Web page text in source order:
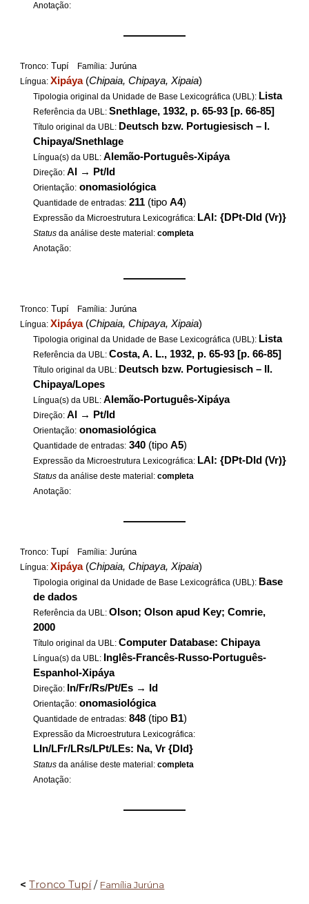
Anotação:
——————
Tronco: Tupí Família: Jurúna
Língua:Xipáya(Chipaia, Chipaya, Xipaia)
Tipologia original da Unidade de Base Lexicográfica (UBL): Lista
Referência da UBL:Snethlage, 1932, p. 65-93 [p. 66-85]
Título original da UBL: Deutsch bzw. Portugiesisch – I.
Chipaya/Snethlage
Língua(s) da UBL:Alemão-Português-Xipáya
Direção:Al → Pt/Id
Orientação: onomasiológica
Quantidade de entradas: 211 (tipoA4)
Expressão da Microestrutura Lexicográfica: LAl: {DPt-DId (Vr)}
Status da análise deste material:completa
Anotação:
——————
Tronco: Tupí Família: Jurúna
Língua:Xipáya(Chipaia, Chipaya, Xipaia)
Tipologia original da Unidade de Base Lexicográfica (UBL): Lista
Referência da UBL:Costa, A. L., 1932, p. 65-93 [p. 66-85]
Título original da UBL: Deutsch bzw. Portugiesisch – II.
Chipaya/Lopes
Língua(s) da UBL:Alemão-Português-Xipáya
Direção:Al → Pt/Id
Orientação: onomasiológica
Quantidade de entradas: 340 (tipoA5)
Expressão da Microestrutura Lexicográfica: LAl: {DPt-DId (Vr)}
Status da análise deste material:completa
Anotação:
——————
Tronco: Tupí Família: Jurúna
Língua:Xipáya(Chipaia, Chipaya, Xipaia)
Tipologia original da Unidade de Base Lexicográfica (UBL): Base
de dados
Referência da UBL:Olson; Olson apud Key; Comrie,
2000
Título original da UBL:Computer Database: Chipaya
Língua(s) da UBL: Inglês-Francês-Russo-Português-
Espanhol-Xipáya
Direção: In/Fr/Rs/Pt/Es → Id
Orientação: onomasiológica
Quantidade de entradas: 848 (tipo B1)
Expressão da Microestrutura Lexicográfica:
LIn/LFr/LRs/LPt/LEs: Na, Vr {DId}
Status da análise deste material:completa
Anotação:
——————
< Tronco Tupí/ Família Jurúna